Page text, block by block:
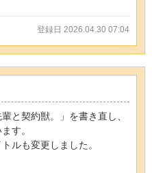
登録日 2026.04.30 07:04
と契約獣。」を書き直し、
す。
ルも変更しました。